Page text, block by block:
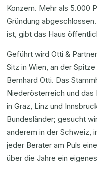
Konzern. Mehr als 5.000
Gründung
ist, gibt das Haus
Geführt wird Otti &
Sitz in Wien, an der
Bernhard Otti. Das
Niederösterreich und das
in Graz, Linz und
Bundesländer; gesucht
anderem in der Schweiz,
jeder Berater am Puls
über die Jahre ein